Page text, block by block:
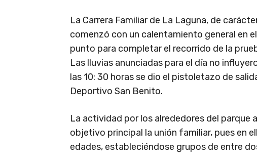
La Carrera Familiar de La Laguna, de
comenzó con un calentamiento general en
punto para completar el recorrido de la
Las lluvias anunciadas para el día no
las 10: 30 horas se dio el pistoletazo de
Deportivo San Benito.
La actividad por los alrededores del
objetivo principal la unión familiar, pues en
edades, estableciéndose grupos de entre